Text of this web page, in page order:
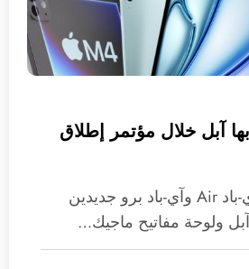
بها آبل خلال مؤتمر إطلاق
كشفت آبل عن آي-باد Air وآي-باد برو جديدين
ولوحة مفاتيح ماجيك…